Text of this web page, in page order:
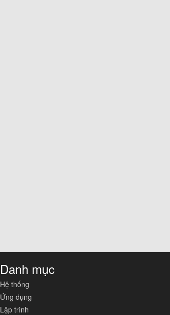
Danh mục
Hệ thống
Ứng dụng
Lập trình